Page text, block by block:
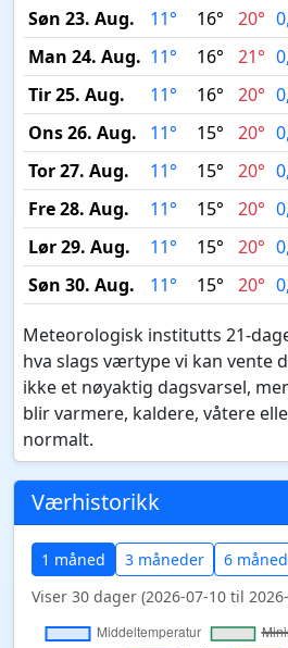
Søn 23. Aug. 11° 16° 20°
Man 24. Aug. 11° 16° 21°
Tir 25. Aug.
11° 16° 20°
Ons 26. Aug.
11° 15° 20°
Tor 27. Aug.
11° 15° 20°
Fre 28. Aug.
11° 15° 20°
Lør 29. Aug.
11° 15° 20°
Søn 30. Aug.
11° 15° 20°
Meteorologisk institutts 21-
hva slags værtype vi kan vente
ikke et nøyaktig dagsvarsel,
blir varmere, kaldere, våtere
normalt.
Værhistorikk
1 måned 3 måneder 6
Viser 30 dager (2026-07-10 til